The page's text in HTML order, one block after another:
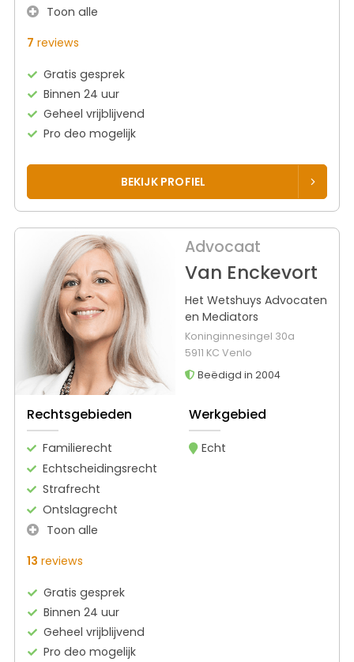
Toon alle
7 reviews
Gratis gesprek
Binnen 24 uur
Geheel vrijblijvend
Pro deo mogelijk
BEKIJK PROFIEL
Advocaat
Van Enckevort
Het Wetshuys Advocaten
en Mediators
Koninginnesingel 30a
5911 KC Venlo
Beëdigd in 2004
Rechtsgebieden
Familierecht
Echtscheidingsrecht
Strafrecht
Ontslagrecht
Toon alle
Werkgebied
Echt
13 reviews
Gratis gesprek
Binnen 24 uur
Geheel vrijblijvend
Pro deo mogelijk